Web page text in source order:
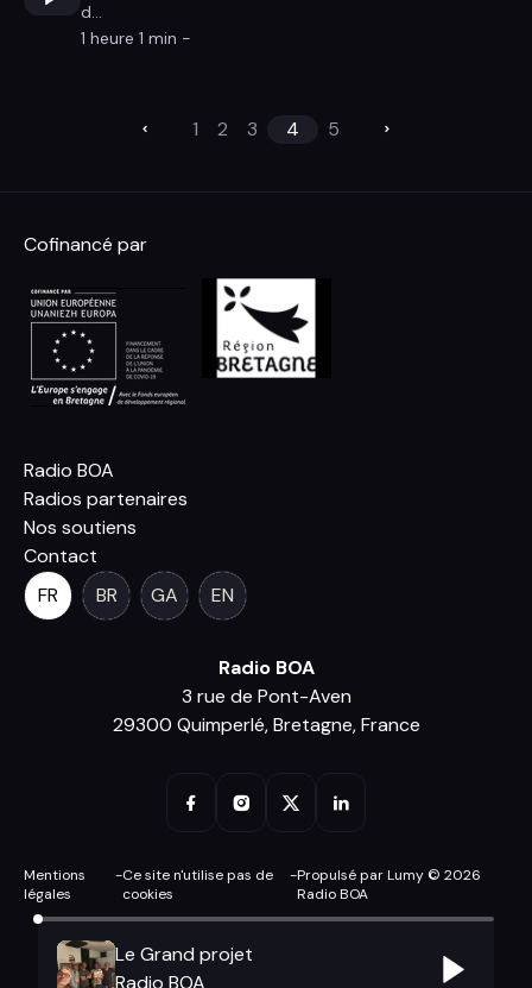
d...
1 heure 1 min -
1 2 3 4 5
Cofinancé par
Radio BOA
Radios partenaires
Nos soutiens
Contact
FR
BR GA EN
Radio BOA
3 rue de Pont-Aven
29300 Quimperlé, Bretagne, France
Mentions
légales
-Ce site n'utilise pas de
cookies
-Propulsé par Lumy © 2026
Radio BOA
Le Grand projet